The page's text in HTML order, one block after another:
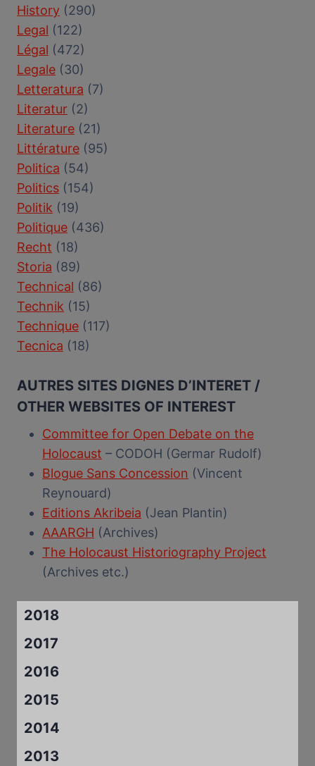
History (290)
Legal (122)
Légal (472)
Legale (30)
Letteratura (7)
Literatur (2)
Literature (21)
Littérature (95)
Politica (54)
Politics (154)
Politik (19)
Politique (436)
Recht (18)
Storia (89)
Technical (86)
Technik (15)
Technique (117)
Tecnica (18)
AUTRES SITES DIGNES D’INTERET /
OTHER WEBSITES OF INTEREST
Committee for Open Debate on the
Holocaust – CODOH (Germar Rudolf)
Blogue Sans Concession (Vincent
Reynouard)
Editions Akribeia (Jean Plantin)
AAARGH (Archives)
The Holocaust Historiography Project
(Archives etc.)
2018
2017
2016
2015
2014
2013